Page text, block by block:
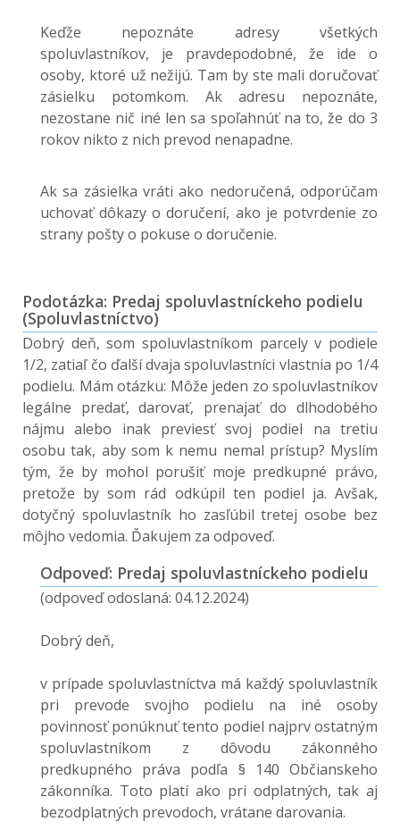
Keďže nepoznáte adresy všetkých
spoluvlastníkov, je pravdepodobné, že ide o
osoby, ktoré už nežijú. Tam by ste mali doručovať
zásielku potomkom. Ak adresu nepoznáte,
nezostane nič iné len sa spoľahnúť na to, že do 3
rokov nikto z nich prevod nenapadne.
Ak sa zásielka vráti ako nedoručená, odporúčam
uchovať dôkazy o doručení, ako je potvrdenie zo
strany pošty o pokuse o doručenie.
Podotázka: Predaj spoluvlastníckeho podielu
(Spoluvlastníctvo)
Dobrý deň, som spoluvlastníkom parcely v podiele
1/2, zatiaľ čo ďalší dvaja spoluvlastníci vlastnia po 1/4
podielu. Mám otázku: Môže jeden zo spoluvlastníkov
legálne predať, darovať, prenajať do dlhodobého
nájmu alebo inak previesť svoj podiel na tretiu
osobu tak, aby som k nemu nemal prístup? Myslím
tým, že by mohol porušiť moje predkupné právo,
pretože by som rád odkúpil ten podiel ja. Avšak,
dotyčný spoluvlastník ho zasľúbil tretej osobe bez
môjho vedomia. Ďakujem za odpoveď.
Odpoveď: Predaj spoluvlastníckeho podielu
(odpoveď odoslaná: 04.12.2024)
Dobrý deň,
v prípade spoluvlastníctva má každý spoluvlastník
pri prevode svojho podielu na iné osoby
povinnosť ponúknuť tento podiel najprv ostatným
spoluvlastníkom z dôvodu zákonného
predkupného práva podľa § 140 Občianskeho
zákonníka. Toto platí ako pri odplatných, tak aj
bezodplatných prevodoch, vrátane darovania.